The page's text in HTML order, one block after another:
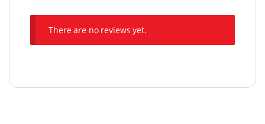
There are no reviews yet.